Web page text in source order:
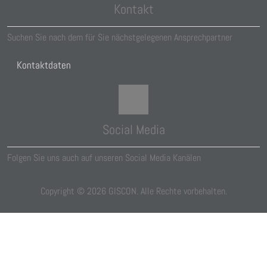
Kontakt
Suchen Sie nach dem für Sie nächstgelegenen Ansprechpartner
Kontaktdaten
Social Media
Folgen Sie uns auch auf unseren Social Media Kanälen
Copyright © 2026 GISCON. Alle Rechte vorbehalten.